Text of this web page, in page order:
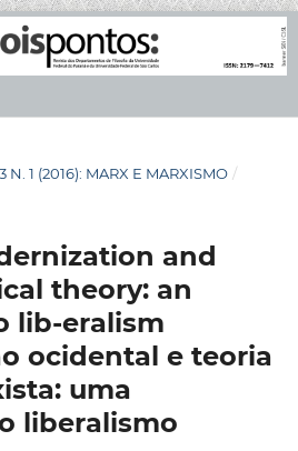
N. 1 (2016): MARX E MARXISMO /
and
theory: an
lib-eralism
ocidental e teoria
uma
liberalismo